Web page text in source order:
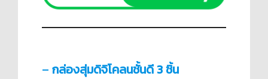
– กล่องสุ่มดิจิโคลนชั้นดี 3 ชิ้น